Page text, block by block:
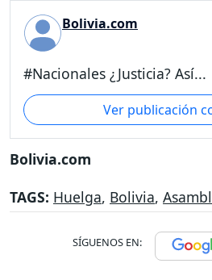
Bolivia.com
#Nacionales ¿Justicia? Así...
Ver publicación
Bolivia.com
TAGS: Huelga, Bolivia,
SÍGUENOS EN: